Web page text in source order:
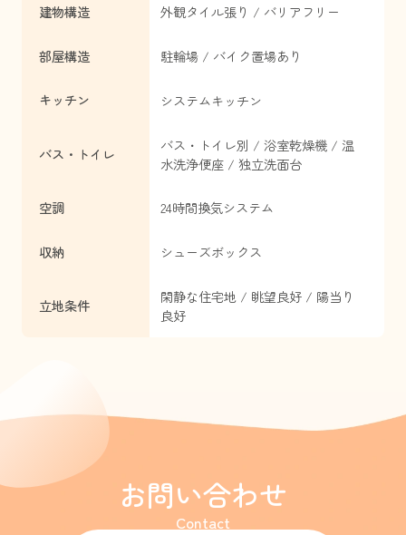
建物構造 外観タイル張り / バリアフリー
部屋構造 駐輪場 / バイク置場あり
キッチン システムキッチン
バス・トイレ
バス・トイレ別 / 浴室乾燥機 / 温
水洗浄便座 / 独立洗面台
空調 24時間換気システム
収納 シューズボックス
立地条件
閑静な住宅地 / 眺望良好 / 陽当り
良好
お問い合わせ
Contact